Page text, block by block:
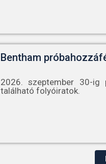
Bentham
2026. szeptember 30-ig
található folyóiratok.